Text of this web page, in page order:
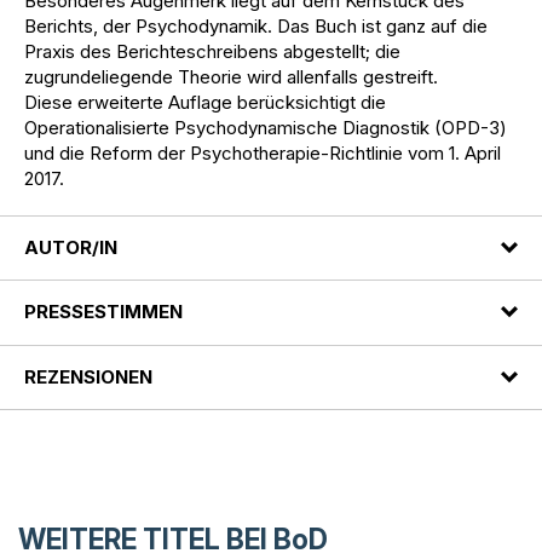
Berichts, der Psychodynamik. Das Buch ist ganz auf die
Praxis des Berichteschreibens abgestellt; die
zugrundeliegende Theorie wird allenfalls gestreift.
Diese erweiterte Auflage berücksichtigt die
Operationalisierte Psychodynamische Diagnostik (OPD-3)
und die Reform der Psychotherapie-Richtlinie vom 1. April
2017.
AUTOR/IN
PRESSESTIMMEN
REZENSIONEN
WEITERE TITEL BEI BoD